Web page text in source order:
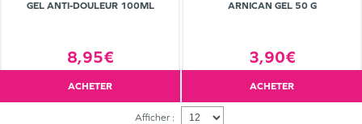
GEL ANTI-DOULEUR 100ML
8,95€
ACHETER
ARNICAN GEL 50 G
3,90€
ACHETER
Afficher :